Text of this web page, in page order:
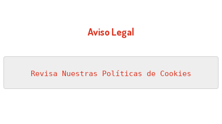
Aviso Legal
Revisa Nuestras Políticas de Cookies